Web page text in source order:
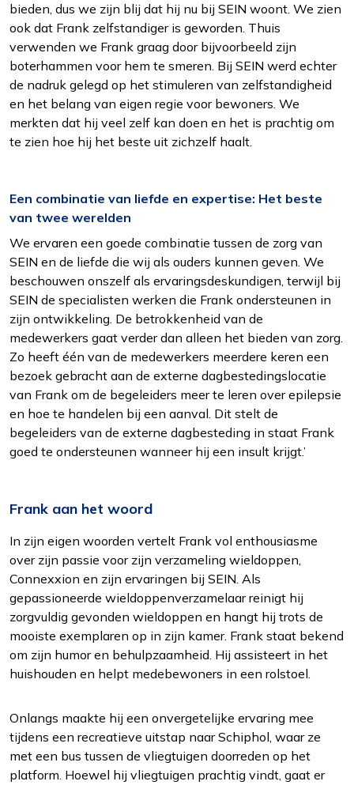
Functioneel
Alleen de cookies plaatsen die nodig zijn om
de inhoud van de website goed te kunnen
Statistieken
Ook de cookies plaatsen die nodig zijn om te
zien of wij de juiste doelgroep bereiken.
Interesses
Om het gebruik van de website af te
stemmen op uw wensen en interesses.
bieden, dus we zijn blij dat hij nu bij SEIN woont. We zien
ook dat Frank zelfstandiger is geworden. Thuis
verwenden we Frank graag door bijvoorbeeld zijn
boterhammen voor hem te smeren. Bij SEIN werd echter
de nadruk gelegd op het stimuleren van zelfstandigheid
en het belang van eigen regie voor bewoners. We
merkten dat hij veel zelf kan doen en het is prachtig om
te zien hoe hij het beste uit zichzelf haalt.
Een combinatie van liefde en expertise: Het beste
van twee werelden
We ervaren een goede combinatie tussen de zorg van
SEIN en de liefde die wij als ouders kunnen geven. We
beschouwen onszelf als ervaringsdeskundigen, terwijl bij
SEIN de specialisten werken die Frank ondersteunen in
zijn ontwikkeling. De betrokkenheid van de
medewerkers gaat verder dan alleen het bieden van zorg.
Zo heeft één van de medewerkers meerdere keren een
bezoek gebracht aan de externe dagbestedingslocatie
van Frank om de begeleiders meer te leren over epilepsie
en hoe te handelen bij een aanval. Dit stelt de
begeleiders van de externe dagbesteding in staat Frank
goed te ondersteunen wanneer hij een insult krijgt.’
Frank aan het woord
In zijn eigen woorden vertelt Frank vol enthousiasme
over zijn passie voor zijn verzameling wieldoppen,
Connexxion en zijn ervaringen bij SEIN. Als
gepassioneerde wieldoppenverzamelaar reinigt hij
zorgvuldig gevonden wieldoppen en hangt hij trots de
mooiste exemplaren op in zijn kamer. Frank staat bekend
om zijn humor en behulpzaamheid. Hij assisteert in het
huishouden en helpt medebewoners in een rolstoel.
Onlangs maakte hij een onvergetelijke ervaring mee
tijdens een recreatieve uitstap naar Schiphol, waar ze
met een bus tussen de vliegtuigen doorreden op het
platform. Hoewel hij vliegtuigen prachtig vindt, gaat er